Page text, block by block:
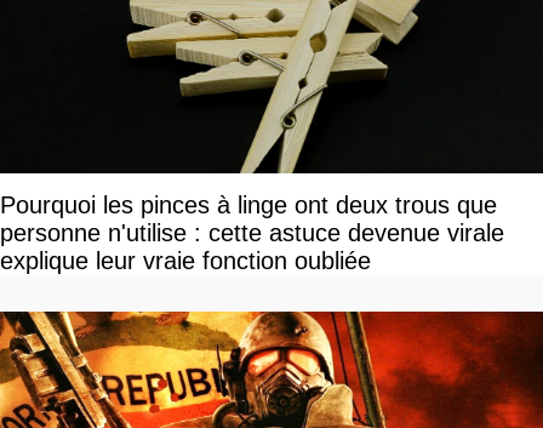
Pourquoi les pinces à linge ont deux trous que
personne n'utilise : cette astuce devenue virale
explique leur vraie fonction oubliée